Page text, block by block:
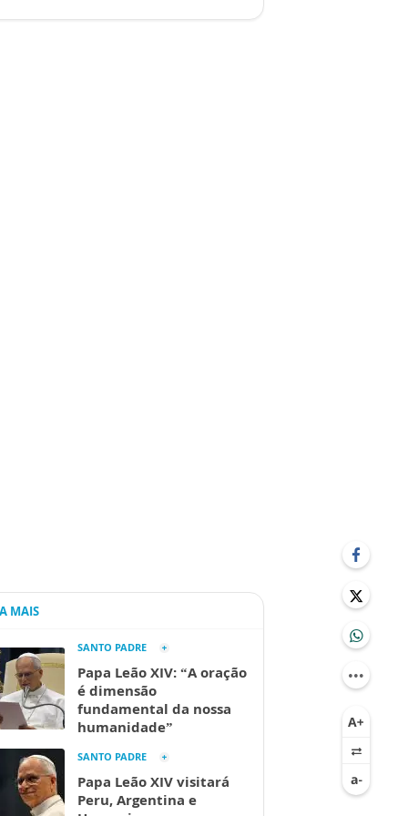
MAIS
SANTO PADRE
Papa Leão XIV: “A oração
é dimensão
fundamental da nossa
humanidade”
SANTO PADRE
Papa Leão XIV visitará
Peru, Argentina e